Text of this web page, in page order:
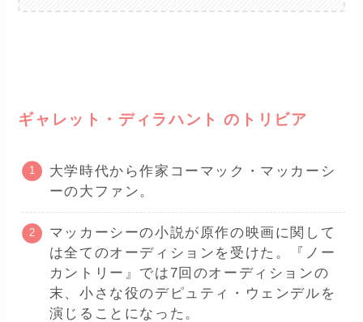
ギャレット・ディラハント のトリビア
大学時代から作家コーマック・マッカーシ
ーの大ファン。
マッカーシーの小説が原作の映画に関して
は全てのオーディションを受けた。『ノー
カントリー』では7回のオーディションの
末、小さな役のデピュティ・ウェンデルを
演じることになった。